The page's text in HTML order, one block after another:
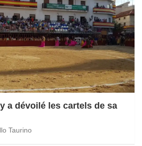
a dévoilé les cartels de sa
Taurino